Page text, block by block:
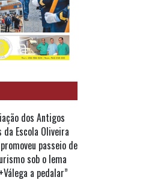
dos Antigos
da Escola Oliveira
passeio de
sob o lema
a pedalar”